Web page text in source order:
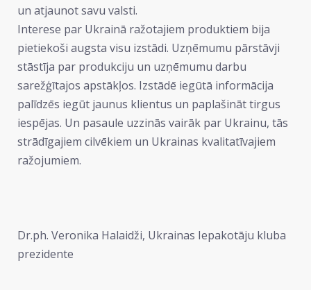
un atjaunot savu valsti.
​Interese par Ukrainā ražotajiem produktiem bija
pietiekoši augsta visu izstādi. Uzņēmumu pārstāvji
stāstīja par produkciju un uzņēmumu darbu
sarežģītajos apstākļos. Izstādē iegūtā informācija
palīdzēs iegūt jaunus klientus un paplašināt tirgus
iespējas. Un pasaule uzzinās vairāk par Ukrainu, tās
strādīgajiem cilvēkiem un Ukrainas kvalitatīvajiem
ražojumiem.
Dr.ph. Veronika Halaidži, Ukrainas Iepakotāju kluba
prezidente